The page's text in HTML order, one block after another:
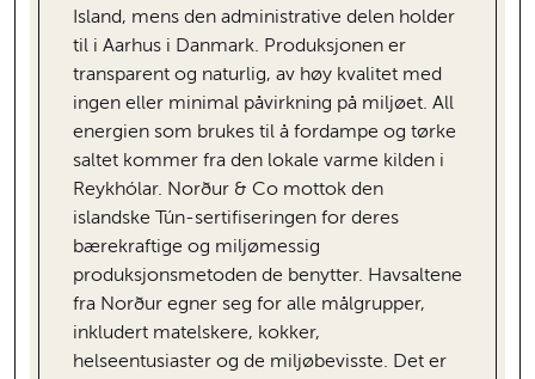
Island, mens den administrative delen holder
til i Aarhus i Danmark. Produksjonen er
transparent og naturlig, av høy kvalitet med
ingen eller minimal påvirkning på miljøet. All
energien som brukes til å fordampe og tørke
saltet kommer fra den lokale varme kilden i
Reykhólar. Norður & Co mottok den
islandske Tún-sertifiseringen for deres
bærekraftige og miljømessig
produksjonsmetoden de benytter. Havsaltene
fra Norður egner seg for alle målgrupper,
inkludert matelskere, kokker,
helseentusiaster og de miljøbevisste. Det er